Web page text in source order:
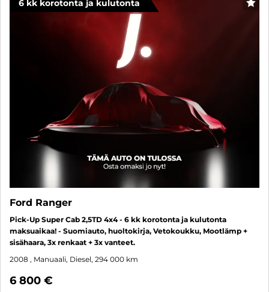
6 kk korotonta ja kulutonta
Ford Ranger
Pick-Up Super Cab 2,5TD 4x4 - 6 kk korotonta ja kulutonta
maksuaikaa! - Suomiauto, huoltokirja, Vetokoukku, Mootlämp +
sisähaara, 3x renkaat + 3x vanteet.
2008 , Manuaali, Diesel, 294 000 km
6 800 €